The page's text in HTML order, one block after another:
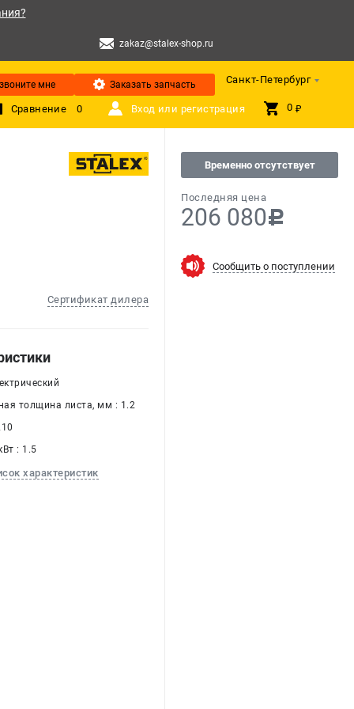
zakaz@stalex-shop.ru
Санкт-Петербург
мне Заказать запчасть
Сравнение 0 Вход или регистрация 0 ₽
Сертификат дилера
Временно отсутствует
Последняя цена
206 080c
Сообщить о поступлении
толщина листа, мм : 1.2
: 1.5
характеристик